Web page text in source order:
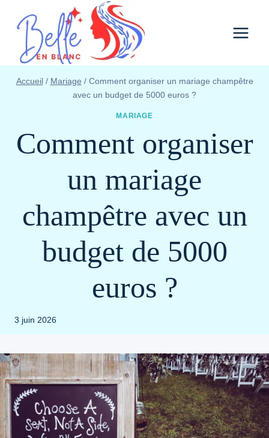
contenu
Accueil / Mariage / Comment organiser un mariage champêtre
avec un budget de 5000 euros ?
MARIAGE
Comment organiser
un mariage
champêtre avec un
budget de 5000
euros ?
3 juin 2026